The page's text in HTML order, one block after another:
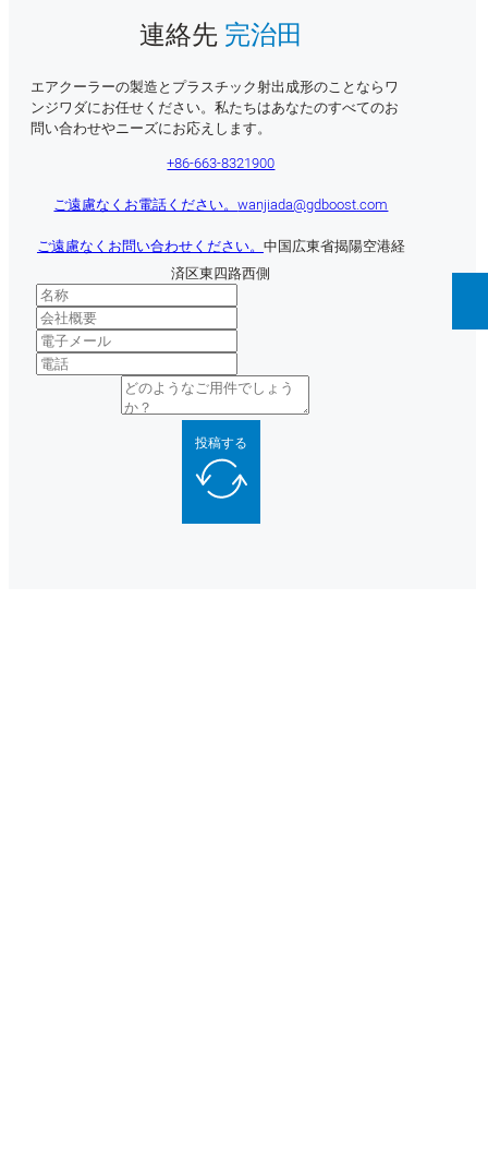
連絡先 完治田
エアクーラーの製造とプラスチック射出成形のことならワ
ンジワダにお任せください。私たちはあなたのすべてのお
問い合わせやニーズにお応えします。
+86-663-8321900
ご遠慮なくお電話ください。wanjiada@gdboost.com
ご遠慮なくお問い合わせください。 中国広東省揭陽空港経
済区東四路西側
投稿する